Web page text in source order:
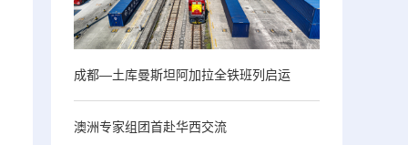
成都—土库曼斯坦阿加拉全铁班列启运
澳洲专家组团首赴华西交流